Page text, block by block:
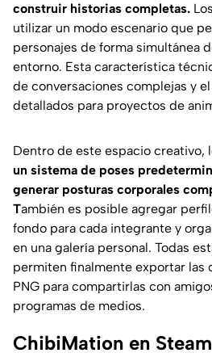
construir historias completas.
utilizar un modo escenario que
personajes de forma simultánea
entorno. Esta característica
de conversaciones complejas y
detallados para proyectos de
Dentro de este espacio creativo,
un sistema de poses
generar posturas corporales
También es posible agregar
fondo para cada integrante y
en una galería personal. Todas
permiten finalmente exportar las
PNG para compartirlas con
programas de medios.
ChibiMation en